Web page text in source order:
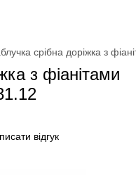
срібна доріжка з
з фіанітами
відгук